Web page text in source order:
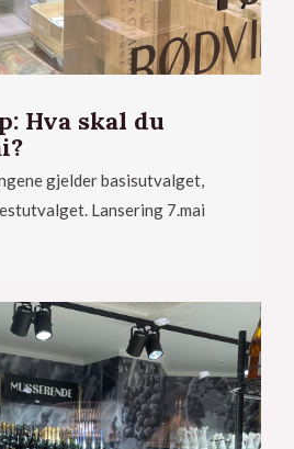
Hva skal du
gjelder basisutvalget,
Lansering 7.mai